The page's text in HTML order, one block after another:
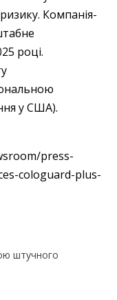
Компанія-
році.
у США).
press-
cologuard-plus-
штучного